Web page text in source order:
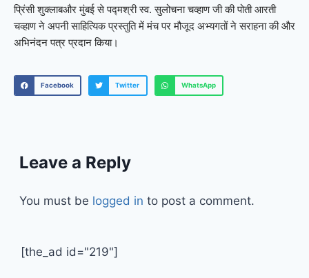
प्रिंसी शुक्लाबऔर मुंबई से पद्मश्री स्व. सुलोचना चव्हाण जी की पोती आरती
चव्हाण ने अपनी साहित्यिक प्रस्तुति में मंच पर मौजूद अभ्यगतों ने सराहना की और
अभिनंदन पत्र प्रदान किया।
Facebook Twitter WhatsApp
Leave a Reply
You must be logged in to post a comment.
[the_ad id="219"]